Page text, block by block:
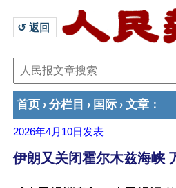
↺ 返回
首页 › 分栏目 › 国际 › 文章 ：
2026年4月10日 发表
伊朗又关闭霍尔木兹海峡